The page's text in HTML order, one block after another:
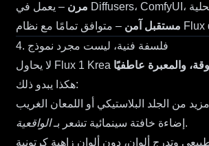
مرن Diffusers، ComfyUI
مستقبل آمن
4. فلسفة فنية، ليست مجرد نموذج
والمعبرة عاطفيًا
هكذا يبدو ذلك:
إضاءة خافتة سينمائية تشعر بـالواقعية
.